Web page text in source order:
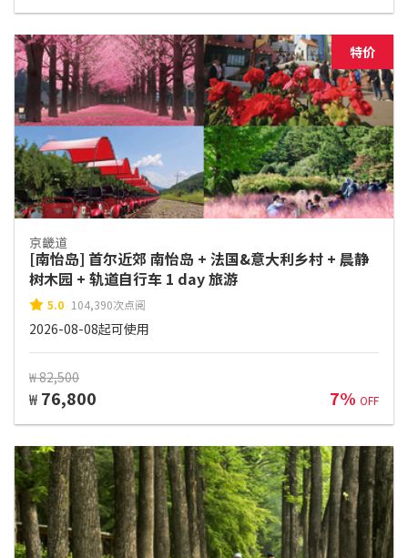
特价
京畿道
[南怡岛] 首尔近郊 南怡岛 + 法国&意大利乡村 + 晨静
树木园 + 轨道自行车 1 day 旅游
5.0 104,390次点阅
2026-08-08起可使用
₩ 82,500
₩ 76,800 7% OFF